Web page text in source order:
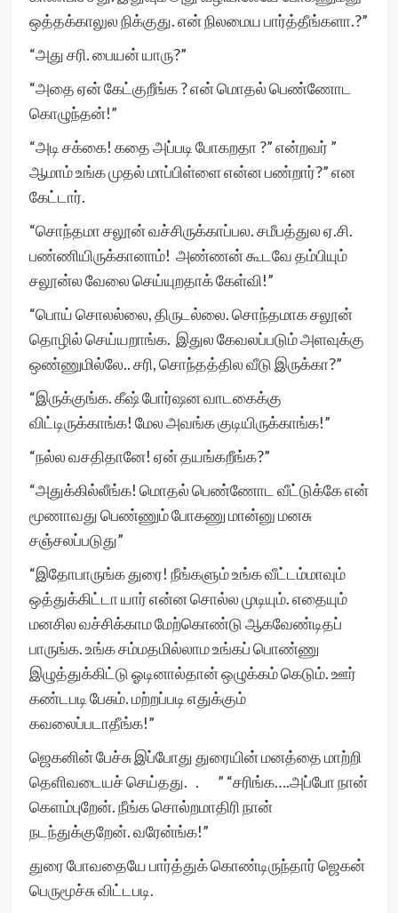
ஒத்தக்காலுல நிக்குது. என் நிலமைய பார்த்தீங்களா.?”
“அது சரி. பையன் யாரு?”
“அதை ஏன் கேட்குறீங்க ? என் மொதல் பெண்ணோட
கொழுந்தன்!”
“அடி சக்கை! கதை அப்படி போகறதா ?” என்றவர் ”
ஆமாம் உங்க முதல் மாப்பிள்ளை என்ன பண்றார்?” என
கேட்டார்.
“சொந்தமா சலூன் வச்சிருக்காப்பல. சமீபத்துல ஏ.சி.
பண்ணியிருக்கானாம்! அண்ணன் கூடவே தம்பியும்
சலூன்ல வேலை செய்யுறதாக் கேள்வி!”
“பொய் சொலல்லை, திருடல்லை. சொந்தமாக சலூன்
தொழில் செய்யறாங்க. இதுல கேவலப்படும் அளவுக்கு
ஒண்ணுமில்லே.. சரி, சொந்தத்தில வீடு இருக்கா?”
“இருக்குங்க. கீஷ் போர்ஷன வாடகைக்கு
விட்டிருக்காங்க! மேல அவங்க குடியிருக்காங்க!”
“நல்ல வசதிதானே! ஏன் தயங்கறீங்க?”
“அதுக்கில்லீங்க! மொதல் பெண்ணோட வீட்டுக்கே என்
மூணாவது பெண்ணும் போகணு மான்னு மனசு
சஞ்சலப்படுது”
“இதோபாருங்க துரை! நீங்களும் உங்க வீட்டம்மாவும்
ஒத்துக்கிட்டா யார் என்ன சொல்ல முடியும். எதையும்
மனசில வச்சிக்காம மேற்கொண்டு ஆகவேண்டிதப்
பாருங்க. உங்க சம்மதமில்லாம உங்கப் பொண்ணு
இழுத்துக்கிட்டு ஓடினால்தான் ஒழுக்கம் கெடும். ஊர்
கண்டபடி பேசும். மற்றப்படி எதுக்கும்
கவலைப்படாதீங்க!”
ஜெகனின் பேச்சு இப்போது துரையின் மனத்தை மாற்றி
தெளிவடையச் செய்தது. . ” “சரிங்க….அப்போ நான்
கெளம்புறேன். நீங்க சொல்றமாதிரி நான்
நடந்துக்குறேன். வரேன்ங்க!”
துரை போவதையே பார்த்துக் கொண்டிருந்தார் ஜெகன்
பெருமூச்சு விட்டபடி.